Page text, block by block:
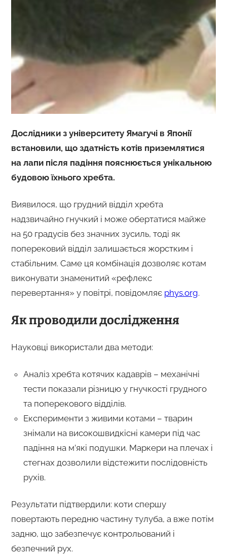
Дослідники з університету Ямагучі в Японії
встановили, що здатність котів приземлятися
на лапи після падіння пояснюється унікальною
будовою їхнього хребта.
Виявилося, що грудний відділ хребта
надзвичайно гнучкий і може обертатися майже
на 50 градусів без значних зусиль, тоді як
поперековий відділ залишається жорстким і
стабільним. Саме ця комбінація дозволяє котам
виконувати знаменитий «рефлекс
перевертання» у повітрі, повідомляє phys.org.
Як проводили дослідження
Науковці використали два методи:
Аналіз хребта котячих кадаврів – механічні
тести показали різницю у гнучкості грудного
та поперекового відділів.
Експерименти з живими котами – тварин
знімали на високошвидкісні камери під час
падіння на м’які подушки. Маркери на плечах і
стегнах дозволили відстежити послідовність
рухів.
Результати підтвердили: коти спершу
повертають передню частину тулуба, а вже потім
задню, що забезпечує контрольований і
безпечний рух.